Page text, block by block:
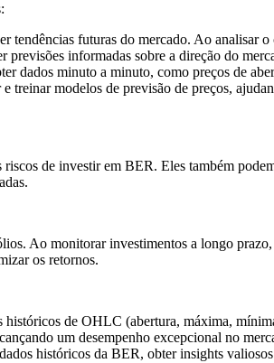
tendências futuras do mercado. Ao analisar
previsões informadas sobre a direção do
dados minuto a minuto, como preços de
treinar modelos de previsão de preços,
de investir em BER. Eles também
Ao monitorar investimentos a longo
os retornos.
de OHLC (abertura, máxima,
um desempenho excepcional no
históricos da BER, obter insights